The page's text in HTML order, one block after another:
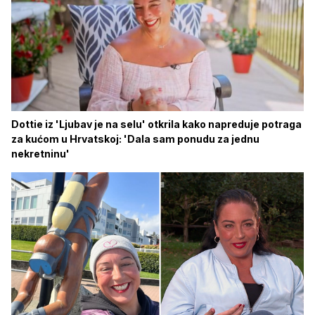
Dottie iz 'Ljubav je na selu' otkrila kako napreduje potraga
za kućom u Hrvatskoj: 'Dala sam ponudu za jednu
nekretninu'